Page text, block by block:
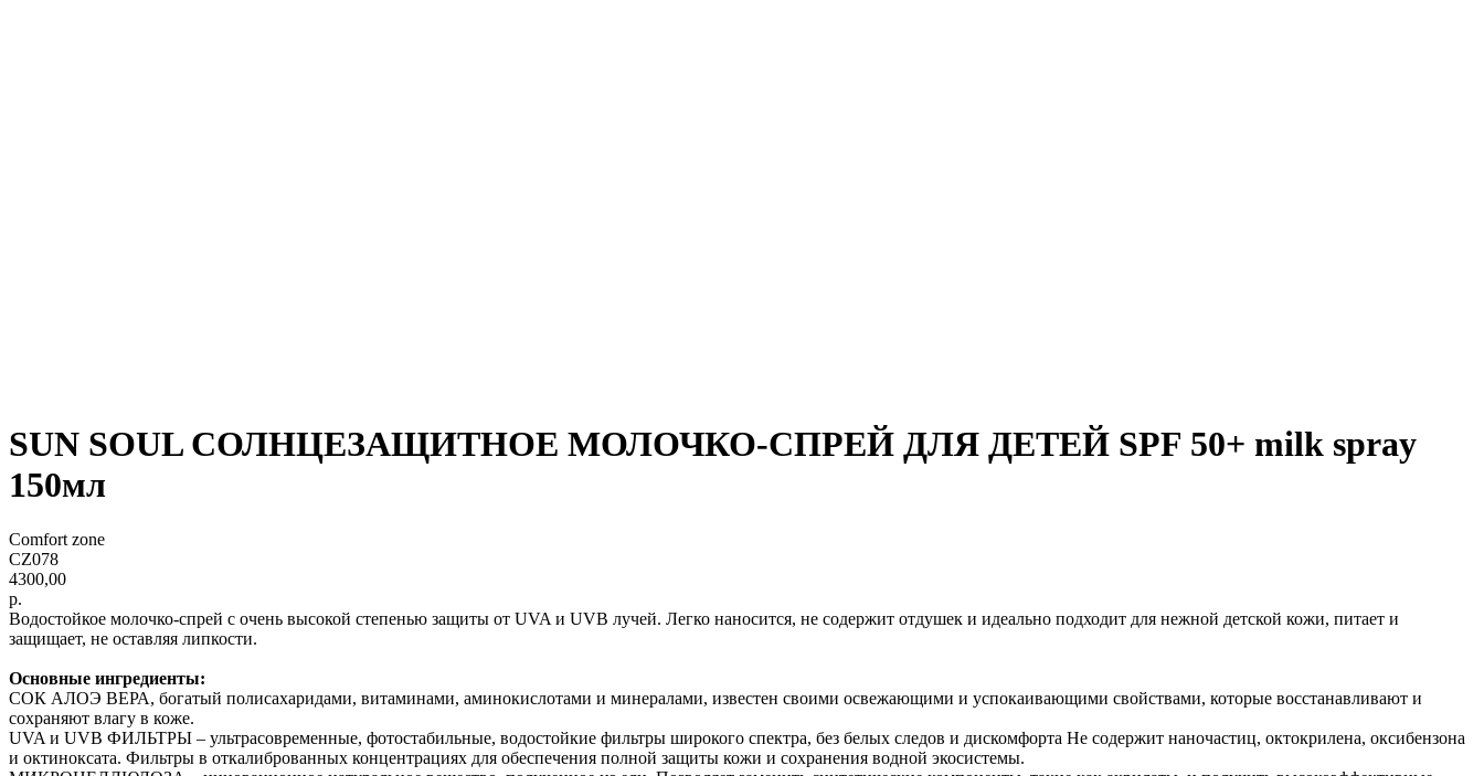
SUN SOUL СОЛНЦЕЗАЩИТНОЕ МОЛОЧКО-СПРЕЙ ДЛЯ ДЕТЕЙ SPF 50+ milk spray
150мл
Comfort zone
CZ078
4300,00
р.
Водостойкое молочко-спрей с очень высокой степенью защиты от UVA и UVB лучей. Легко наносится, не содержит отдушек и идеально подходит для нежной детской кожи, питает и
защищает, не оставляя липкости.
Основные ингредиенты:
СОК АЛОЭ ВЕРА, богатый полисахаридами, витаминами, аминокислотами и минералами, известен своими освежающими и успокаивающими свойствами, которые восстанавливают и
сохраняют влагу в коже.
UVA и UVB ФИЛЬТРЫ – ультрасовременные, фотостабильные, водостойкие фильтры широкого спектра, без белых следов и дискомфорта Не содержит наночастиц, октокрилена, оксибензона
и октиноксата. Фильтры в откалиброванных концентрациях для обеспечения полной защиты кожи и сохранения водной экосистемы.